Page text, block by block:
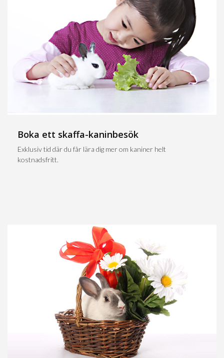
Boka ett skaffa-kaninbesök
Exklusiv tid där du får lära dig mer om kaniner helt
kostnadsfritt.